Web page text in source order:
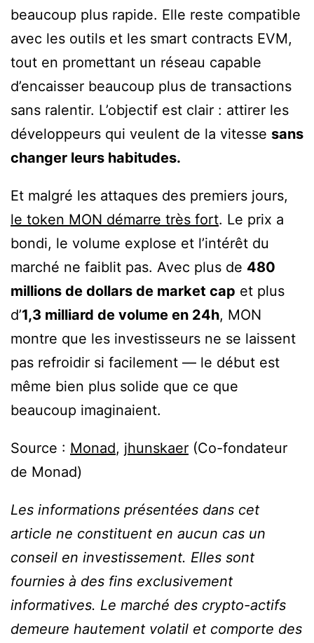
beaucoup plus rapide. Elle reste compatible
avec les outils et les smart contracts EVM,
tout en promettant un réseau capable
d’encaisser beaucoup plus de transactions
sans ralentir. L’objectif est clair : attirer les
développeurs qui veulent de la vitesse sans
changer leurs habitudes.
Et malgré les attaques des premiers jours,
le token MON démarre très fort. Le prix a
bondi, le volume explose et l’intérêt du
marché ne faiblit pas. Avec plus de 480
millions de dollars de market cap et plus
d’1,3 milliard de volume en 24h, MON
montre que les investisseurs ne se laissent
pas refroidir si facilement — le début est
même bien plus solide que ce que
beaucoup imaginaient.
Source : Monad, jhunskaer (Co-fondateur
de Monad)
Les informations présentées dans cet
article ne constituent en aucun cas un
conseil en investissement. Elles sont
fournies à des fins exclusivement
informatives. Le marché des crypto-actifs
demeure hautement volatil et comporte des